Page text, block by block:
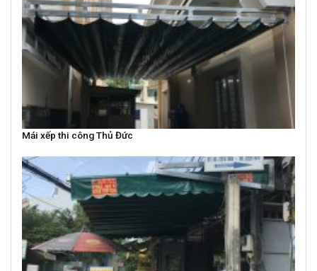
Mái xếp thi công Thủ Đức